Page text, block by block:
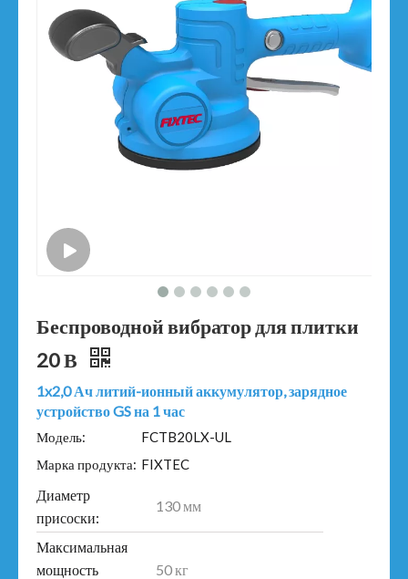
Беспроводной вибратор для плитки
20 В
1x2,0 Ач литий-ионный аккумулятор, зарядное
устройство GS на 1 час
Модель:
FCTB20LX-UL
Марка продукта: FIXTEC
Диаметр
присоски:
130 мм
Максимальная
мощность
50 кг